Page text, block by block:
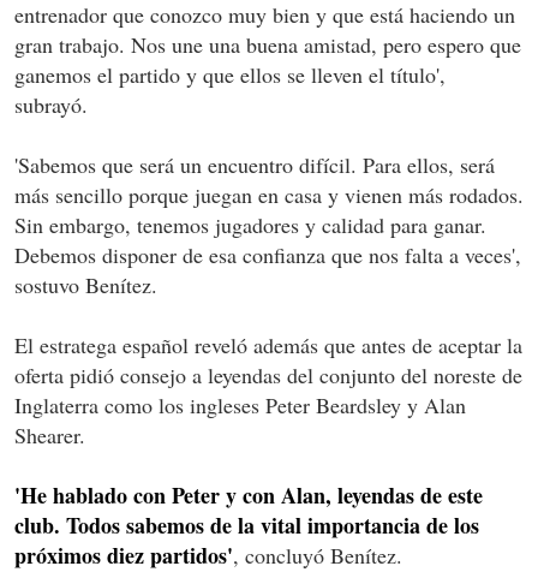
entrenador que conozco muy bien y que está haciendo un
gran trabajo. Nos une una buena amistad, pero espero que
ganemos el partido y que ellos se lleven el título',
subrayó.
'Sabemos que será un encuentro difícil. Para ellos, será
más sencillo porque juegan en casa y vienen más rodados.
Sin embargo, tenemos jugadores y calidad para ganar.
Debemos disponer de esa confianza que nos falta a veces',
sostuvo Benítez.
El estratega español reveló además que antes de aceptar la
oferta pidió consejo a leyendas del conjunto del noreste de
Inglaterra como los ingleses Peter Beardsley y Alan
Shearer.
'He hablado con Peter y con Alan, leyendas de este
club. Todos sabemos de la vital importancia de los
próximos diez partidos', concluyó Benítez.